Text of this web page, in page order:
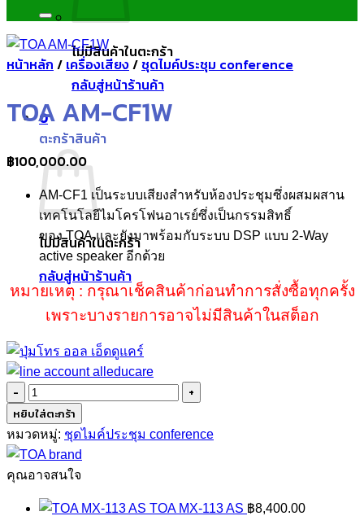
ไม่มีสินค้าในตะกร้า
กลับสู่หน้าร้านค้า
0
ตะกร้าสินค้า
ไม่มีสินค้าในตะกร้า
กลับสู่หน้าร้านค้า
หน้าหลัก / เครื่องเสียง/ชุดไมค์ประชุม conference
TOA AM-CF1W
฿100,000.00
AM-CF1เป็นระบบเสียงสำหรับห้องประชุมซึ่งผสมผสาน
เทคโนโลยีไมโครโฟนอาเรย์ซึ่งเป็นกรรมสิทธิ์
ของTOAและยังมาพร้อมกับระบบ DSP แบบ 2-Way
active speaker อีกด้วย
หมายเหตุ : กรุณาเช็คสินค้าก่อนทำการสั่งซื้อทุกครั้ง
เพราะบางรายการอาจไม่มีสินค้าในสต็อก
จำนวน
TOA
AM-
CF1W
ชิ้น
หยิบใส่ตะกร้า
หมวดหมู่: ชุดไมค์ประชุม conference
คุณอาจสนใจ
TOA MX-113 AS ฿8,400.00